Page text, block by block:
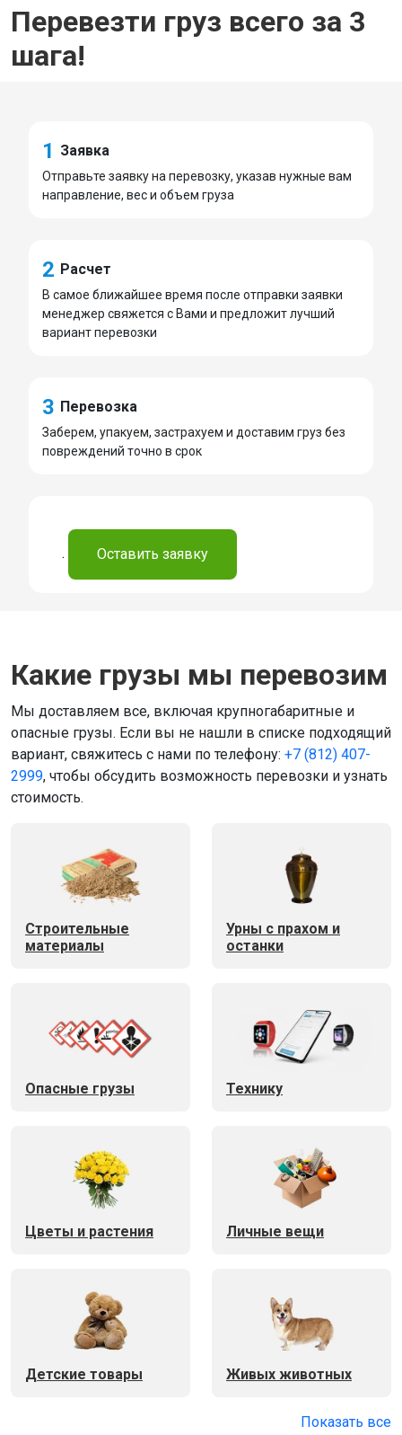
Перевезти груз всего за 3
шага!
1 Заявка
Отправьте заявку на перевозку, указав нужные вам
направление, вес и объем груза
2 Расчет
В самое ближайшее время после отправки заявки
менеджер свяжется с Вами и предложит лучший
вариант перевозки
3 Перевозка
Заберем, упакуем, застрахуем и доставим груз без
повреждений точно в срок
. Оставить заявку
Какие грузы мы перевозим
Мы доставляем все, включая крупногабаритные и
опасные грузы. Если вы не нашли в списке подходящий
вариант, свяжитесь с нами по телефону: +7 (812) 407-
2999, чтобы обсудить возможность перевозки и узнать
стоимость.
Строительные
материалы
Урны с прахом и
останки
Опасные грузы Технику
Цветы и растения Личные вещи
Детские товары Живых животных
Показать все